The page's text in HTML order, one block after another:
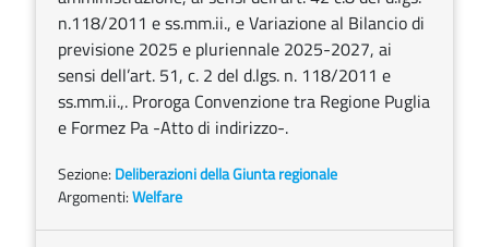
n.118/2011 e ss.mm.ii., e Variazione al Bilancio di
previsione 2025 e pluriennale 2025-2027, ai
sensi dell’art. 51, c. 2 del d.lgs. n. 118/2011 e
ss.mm.ii.,. Proroga Convenzione tra Regione Puglia
e Formez Pa -Atto di indirizzo-.
Sezione: Deliberazioni della Giunta regionale
Argomenti:Welfare